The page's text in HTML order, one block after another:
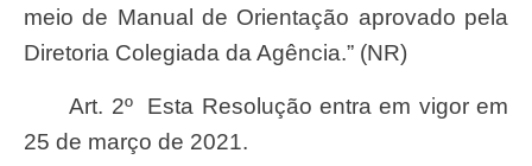
meio de Manual de Orientação aprovado pela
Diretoria Colegiada da Agência.” (NR)
Art. 2º Esta Resolução entra em vigor em
25 de março de 2021.